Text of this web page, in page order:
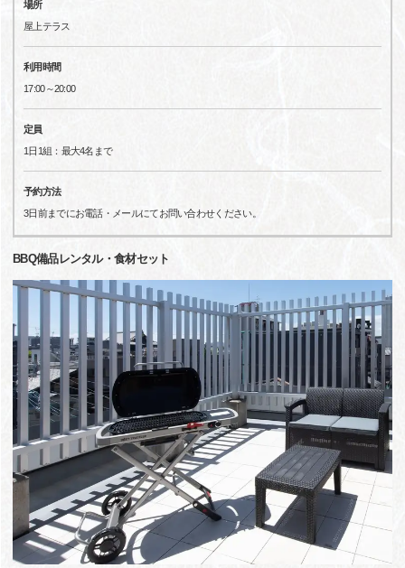
場所
屋上テラス
利用時間
17:00～20:00
定員
1日1組：最大4名まで
予約方法
3日前までにお電話・メールにてお問い合わせください。
BBQ備品レンタル・食材セット